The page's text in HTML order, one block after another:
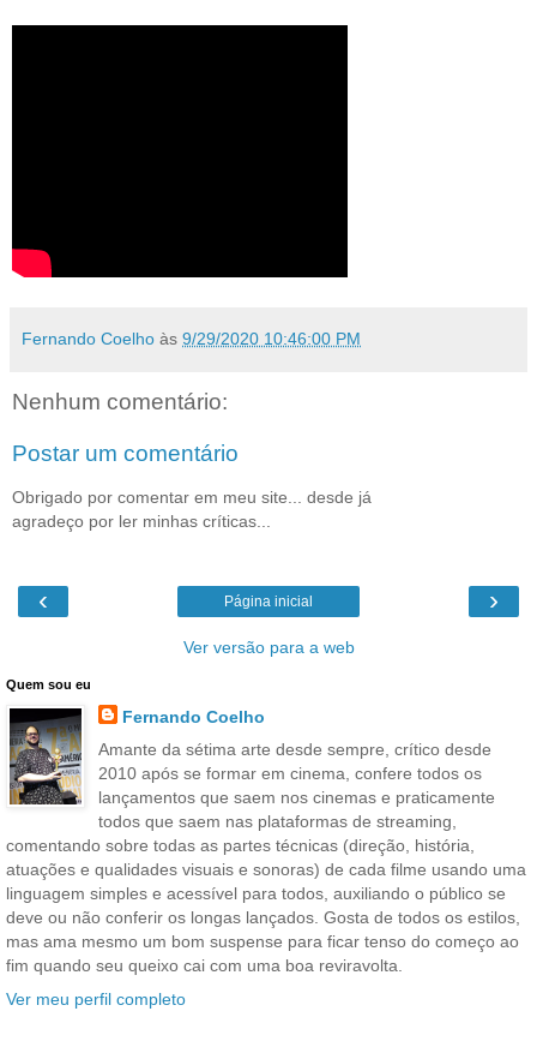
Fernando Coelho às 9/29/2020 10:46:00 PM
Nenhum comentário:
Postar um comentário
Obrigado por comentar em meu site... desde já
agradeço por ler minhas críticas...
‹ ›
Página inicial
Ver versão para a web
Quem sou eu
Fernando Coelho
Amante da sétima arte desde sempre, crítico desde
2010 após se formar em cinema, confere todos os
lançamentos que saem nos cinemas e praticamente
todos que saem nas plataformas de streaming,
comentando sobre todas as partes técnicas (direção, história,
atuações e qualidades visuais e sonoras) de cada filme usando uma
linguagem simples e acessível para todos, auxiliando o público se
deve ou não conferir os longas lançados. Gosta de todos os estilos,
mas ama mesmo um bom suspense para ficar tenso do começo ao
fim quando seu queixo cai com uma boa reviravolta.
Ver meu perfil completo